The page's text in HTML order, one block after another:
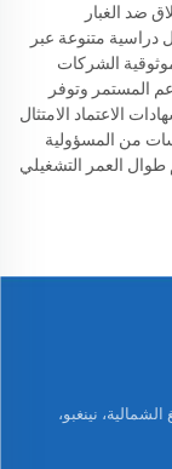
ضد الغبار
متنوعة عبر
الشركات
المستمر وتوفر
الاعتماد الامتثال
من المسؤولية
طوال العمر التشغيلي
طريق تيانتونغ الشمالية، نينغبو،